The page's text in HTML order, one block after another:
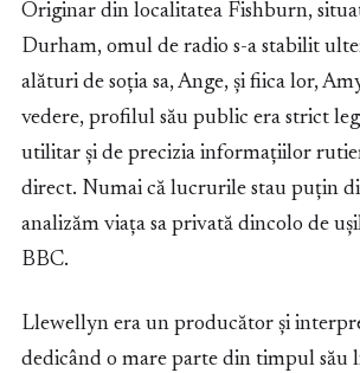
Originar din localitatea Fishburn,
Durham, omul de radio s-a stabilit
alături de soția sa, Ange, și fiica lor,
vedere, profilul său public era strict
utilitar și de precizia informațiilor
direct. Numai că lucrurile stau puțin
analizăm viața sa privată dincolo de
BBC.
Llewellyn era un producător și
dedicând o mare parte din timpul său